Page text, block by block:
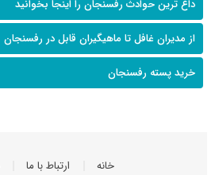
داغ ترین حوادث رفسنجان را اینجا بخوانید
از مدیران غافل تا ماهیگیران قابل در رفسنجان
خرید پسته رفسنجان
خانه ارتباط با ما